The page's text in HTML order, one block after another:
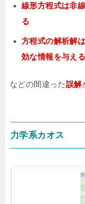
線形方程式は非
る
方程式の解析解
効な情報を与える
などの間違った誤解
力学系カオス